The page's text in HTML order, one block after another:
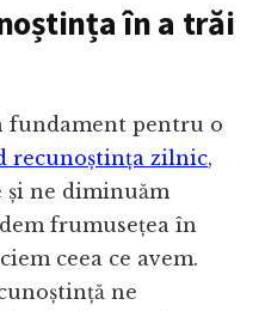
în a trăi
fundament pentru o
recunoștința zilnic,
și ne diminuăm
frumusețea în
ceea ce avem.
ne